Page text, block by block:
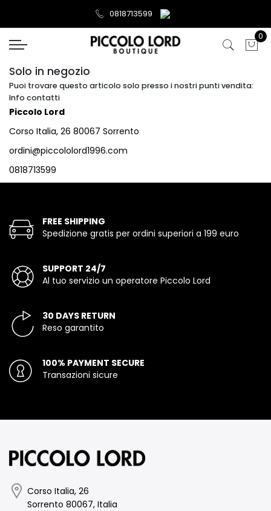
0818713599
0
Solo in negozio
Puoi trovare questo articolo solo presso i nostri punti vendita:
Info contatti
Piccolo Lord
Corso Italia, 26 80067 Sorrento
ordini@piccololord1996.com
0818713599
FREE SHIPPING
Spedizione gratis per ordini superiori a 199 euro
SUPPORT 24/7
Al tuo servizio un operatore Piccolo Lord
30 DAYS RETURN
Reso garantito
100% PAYMENT SECURE
Transazioni sicure
Corso Italia, 26
Sorrento 80067, Italia